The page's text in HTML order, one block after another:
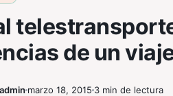
de un
admin marzo 18, 2015 3 min de lectura